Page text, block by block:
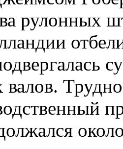
рулонных
валов.